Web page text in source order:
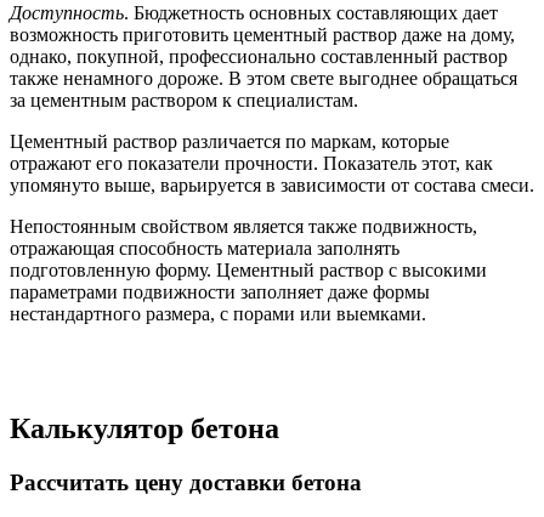
Доступность. Бюджетность основных составляющих дает
возможность приготовить цементный раствор даже на дому,
однако, покупной, профессионально составленный раствор
также ненамного дороже. В этом свете выгоднее обращаться
за цементным раствором к специалистам.
Цементный раствор различается по маркам, которые
отражают его показатели прочности. Показатель этот, как
упомянуто выше, варьируется в зависимости от состава смеси.
Непостоянным свойством является также подвижность,
отражающая способность материала заполнять
подготовленную форму. Цементный раствор с высокими
параметрами подвижности заполняет даже формы
нестандартного размера, с порами или выемками.
Калькулятор бетона
Рассчитать цену доставки бетона